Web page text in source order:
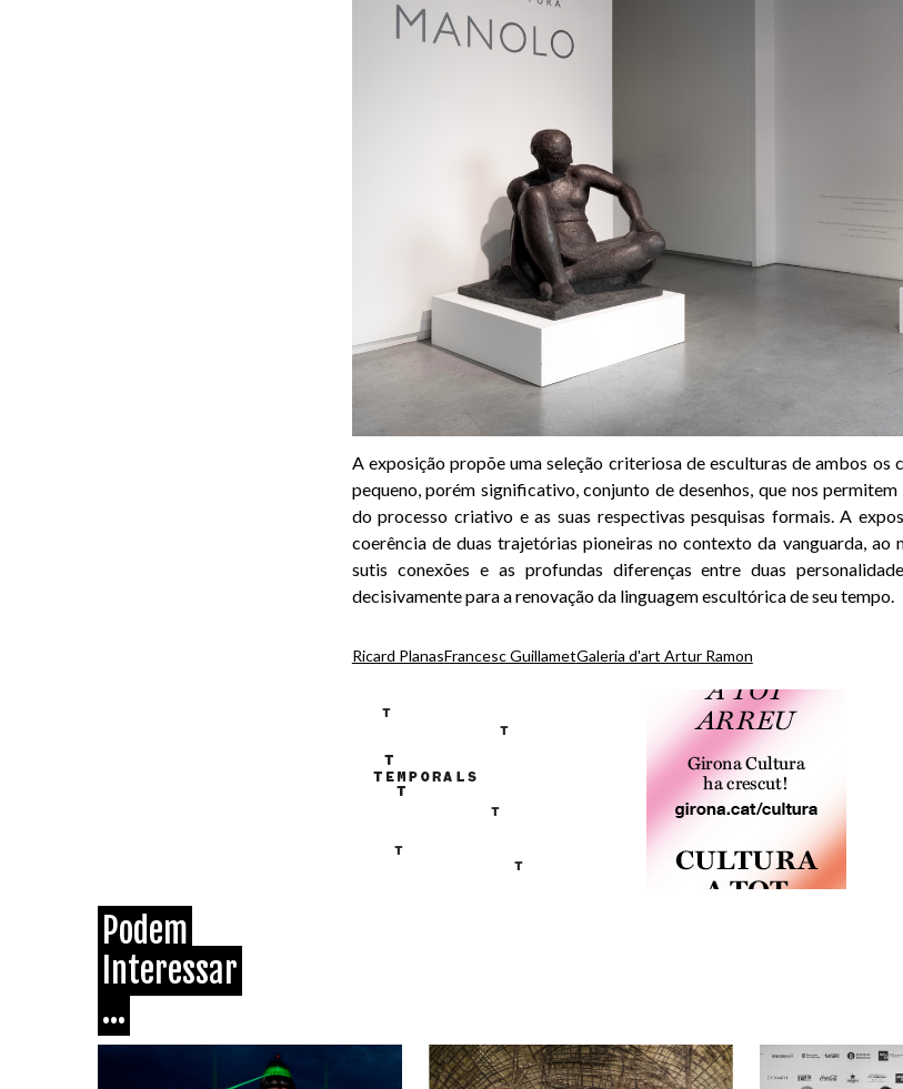
A exposição propõe uma seleção criteriosa de esculturas de ambos os
pequeno, porém significativo, conjunto de desenhos, que nos
do processo criativo e as suas respectivas pesquisas formais. A
coerência de duas trajetórias pioneiras no contexto da vanguarda, ao
sutis conexões e as profundas diferenças entre duas
decisivamente para a renovação da linguagem escultórica de seu tempo.
Ricard PlanasFrancesc GuillametGaleria d'art Artur Ramon
Podem
Interessar
...